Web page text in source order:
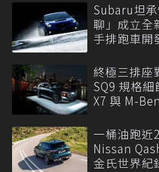
Subaru坦
聊」成立全
手排跑車開
終極三排座
SQ9 規格
X7 與 M-
一桶油跑近
Nissan
金氏世界紀